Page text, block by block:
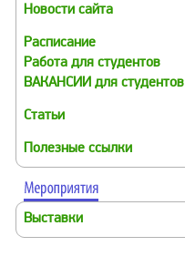
Новости сайта
Расписание
Работа для студентов
ВАКАНСИИ для студентов
Статьи
Полезные ссылки
Выставки